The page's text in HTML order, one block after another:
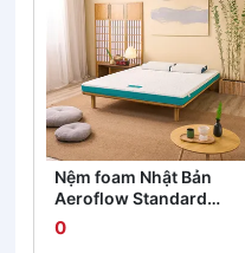
Nệm foam Nhật Bản
Aeroflow Standard
nâng đỡ cơ thể dày
12cm
0